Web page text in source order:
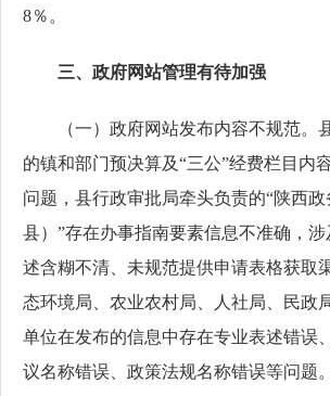
8％。
三、政府网站管理有待加强
（一）政府网站发布内容不规范。
的镇和部门预决算及“三公”经费栏目内
问题，县行政审批局牵头负责的“陕西
县）”存在办事指南要素信息不准确，
述含糊不清、未规范提供申请表格获取
态环境局、农业农村局、人社局、民政
单位在发布的信息中存在专业表述错误
议名称错误、政策法规名称错误等问题。